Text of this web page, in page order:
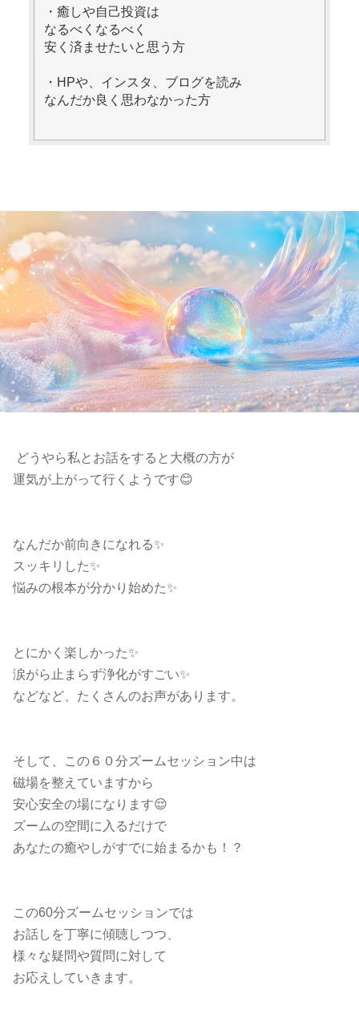
・癒しや自己投資は
なるべくなるべく
安く済ませたいと思う方
・HPや、インスタ、ブログを読み
なんだか良く思わなかった方
どうやら私とお話をすると大概の方が
運気が上がって行くようです😊
なんだか前向きになれる✨
スッキリした✨
悩みの根本が分かり始めた✨
とにかく楽しかった✨
涙がら止まらず浄化がすごい✨
などなど、たくさんのお声があります。
そして、この６０分ズームセッション中は
磁場を整えていますから
安心安全の場になります😌
ズームの空間に入るだけで
あなたの癒やしがすでに始まるかも！？
この60分ズームセッションでは
お話しを丁寧に傾聴しつつ、
様々な疑問や質問に対して
お応えしていきます。